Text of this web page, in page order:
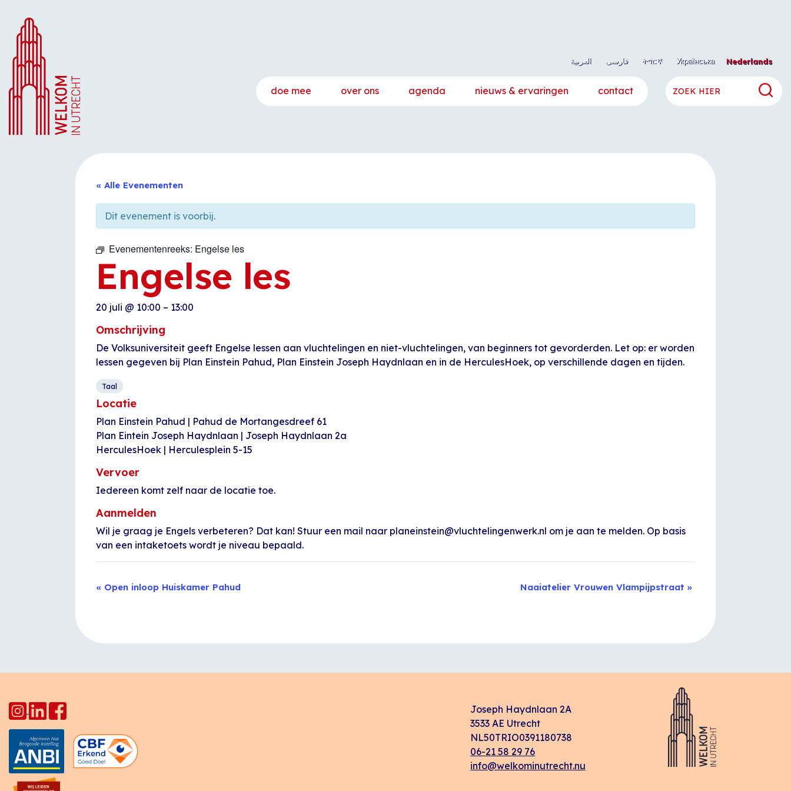
Nederlands العربية فارسی ትግርኛ Українська
doe mee over ons agenda nieuws & ervaringen contact
« Alle Evenementen
Dit evenement is voorbij.
Evenementenreeks: Engelse les
Engelse les
20 juli @ 10:00 – 13:00
Omschrijving
De Volksuniversiteit geeft Engelse lessen aan vluchtelingen en niet-vluchtelingen, van beginners tot gevorderden. Let op: er worden
lessen gegeven bij Plan Einstein Pahud, Plan Einstein Joseph Haydnlaan en in de HerculesHoek, op verschillende dagen en tijden.
Taal
Locatie
Plan Einstein Pahud | Pahud de Mortangesdreef 61
Plan Eintein Joseph Haydnlaan | Joseph Haydnlaan 2a
HerculesHoek | Herculesplein 5-15
Vervoer
Iedereen komt zelf naar de locatie toe.
Aanmelden
Wil je graag je Engels verbeteren? Dat kan! Stuur een mail naar planeinstein@vluchtelingenwerk.nl om je aan te melden. Op basis
van een intaketoets wordt je niveau bepaald.
Evenement
« Open inloop Huiskamer Pahud Naaiatelier Vrouwen Vlampijpstraat »
Joseph Haydnlaan 2A
3533 AE Utrecht
NL50TRIO0391180738
06-21 58 29 76
info@welkominutrecht.nu